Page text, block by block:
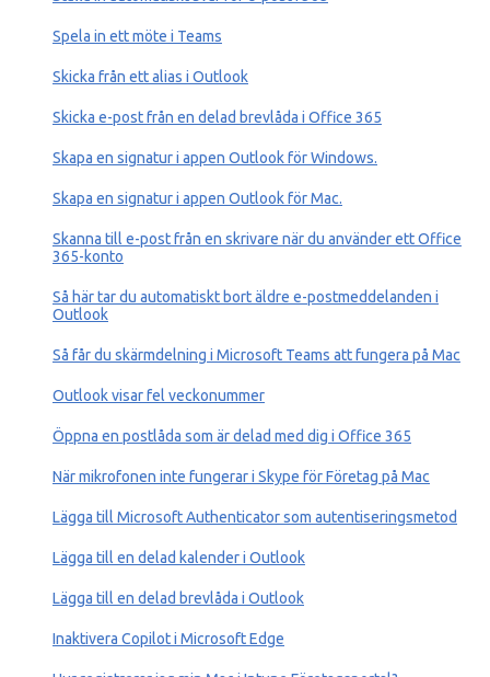
Spela in ett möte i Teams
Skicka från ett alias i Outlook
Skicka e-post från en delad brevlåda i Office 365
Skapa en signatur i appen Outlook för Windows.
Skapa en signatur i appen Outlook för Mac.
Skanna till e-post från en skrivare när du använder ett Office
365-konto
Så här tar du automatiskt bort äldre e-postmeddelanden i
Outlook
Så får du skärmdelning i Microsoft Teams att fungera på Mac
Outlook visar fel veckonummer
Öppna en postlåda som är delad med dig i Office 365
När mikrofonen inte fungerar i Skype för Företag på Mac
Lägga till Microsoft Authenticator som autentiseringsmetod
Lägga till en delad kalender i Outlook
Lägga till en delad brevlåda i Outlook
Inaktivera Copilot i Microsoft Edge